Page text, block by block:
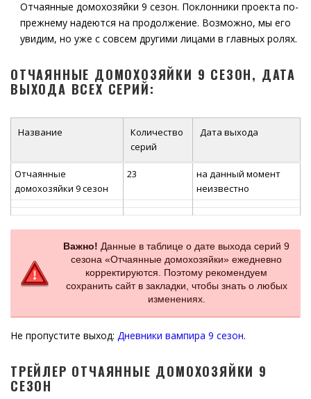
Отчаянные домохозяйки 9 сезон. Поклонники проекта по-
прежнему надеются на продолжение. Возможно, мы его
увидим, но уже с совсем другими лицами в главных ролях.
ОТЧАЯННЫЕ ДОМОХОЗЯЙКИ 9 СЕЗОН, ДАТА
ВЫХОДА ВСЕХ СЕРИЙ:
Название
Количество
серий
Дата выхода
Отчаянные
домохозяйки 9 сезон
23
на данный момент
неизвестно
Важно! Данные в таблице о дате выхода серий 9
сезона «Отчаянные домохозяйки» ежедневно
корректируются. Поэтому рекомендуем
сохранить сайт в закладки, чтобы знать о любых
изменениях.
Не пропустите выход: Дневники вампира 9 сезон.
ТРЕЙЛЕР ОТЧАЯННЫЕ ДОМОХОЗЯЙКИ 9
СЕЗОН